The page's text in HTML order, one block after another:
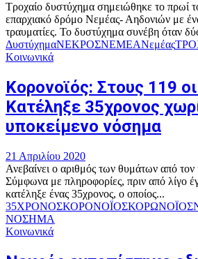
Τροχαίο δυστύχημα σημειώθηκε το πρωί
επαρχιακό δρόμο Νεμέας- Αηδονιών με
τραυματίες. Το δυστύχημα συνέβη όταν
ΔυστύχημαΝΕΚΡΟΣΝΕΜΕΑΝεμέας
Κοινωνικά
Κορονοϊός: Στους 119
Κατέληξε 35χρονος
υποκείμενο νόσημα
21 Απριλίου 2020
Ανεβαίνει ο αριθμός των θυμάτων από
Σύμφωνα με πληροφορίες, πριν από λίγο
κατέληξε ένας 35χρονος, ο οποίος...
35ΧΡΟΝΟΣΚΟΡΟΝΟΪΟΣΚΟΡΩΝΟΪΟΣ
ΝΟΣΗΜΑ
Κοινωνικά